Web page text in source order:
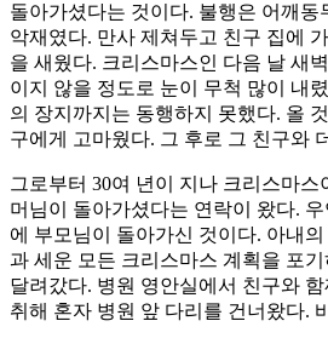
돌아가셨다는 것이다. 불행은 어깨동
악재였다. 만사 제쳐두고 친구 집에
을 새웠다. 크리스마스인 다음 날 새
이지 않을 정도로 눈이 무척 많이 내
의 장지까지는 동행하지 못했다. 올
구에게 고마웠다. 그 후로 그 친구와
그로부터 30여 년이 지나 크리스마스
머님이 돌아가셨다는 연락이 왔다.
에 부모님이 돌아가신 것이다. 아내
과 세운 모든 크리스마스 계획을 포
달려갔다. 병원 영안실에서 친구와
취해 혼자 병원 앞 다리를 건너왔다.